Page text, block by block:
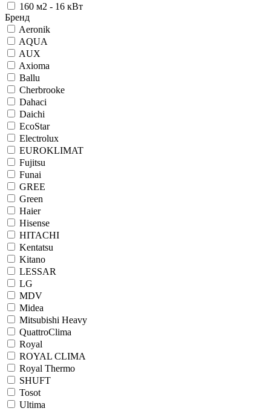
160 м2 - 16 кВт
Бренд
Aeronik
AQUA
AUX
Axioma
Ballu
Cherbrooke
Dahaci
Daichi
EcoStar
Electrolux
EUROKLIMAT
Fujitsu
Funai
GREE
Green
Haier
Hisense
HITACHI
Kentatsu
Kitano
LESSAR
LG
MDV
Midea
Mitsubishi Heavy
QuattroClima
Royal
ROYAL CLIMA
Royal Thermo
SHUFT
Tosot
Ultima